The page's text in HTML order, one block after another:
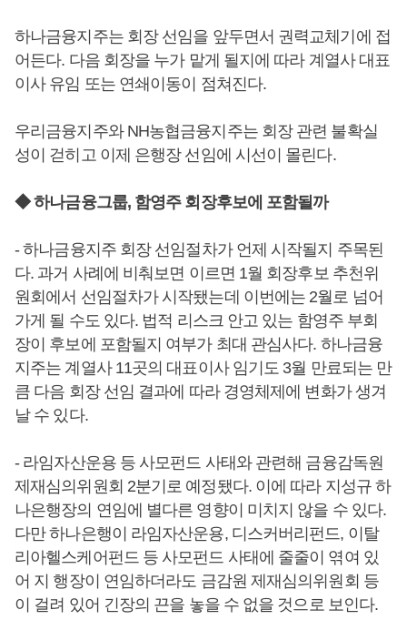
하나금융지주는 회장 선임을 앞두면서 권력교체기에 접
어든다. 다음 회장을 누가 맡게 될지에 따라 계열사 대표
이사 유임 또는 연쇄이동이 점쳐진다.
우리금융지주와 NH농협금융지주는 회장 관련 불확실
성이 걷히고 이제 은행장 선임에 시선이 몰린다.
◆ 하나금융그룹, 함영주 회장후보에 포함될까
- 하나금융지주 회장 선임절차가 언제 시작될지 주목된
다. 과거 사례에 비춰보면 이르면 1월 회장후보 추천위
원회에서 선임절차가 시작됐는데 이번에는 2월로 넘어
가게 될 수도 있다. 법적 리스크 안고 있는 함영주 부회
장이 후보에 포함될지 여부가 최대 관심사다. 하나금융
지주는 계열사 11곳의 대표이사 임기도 3월 만료되는 만
큼 다음 회장 선임 결과에 따라 경영체제에 변화가 생겨
날 수 있다.
- 라임자산운용 등 사모펀드 사태와 관련해 금융감독원
제재심의위원회 2분기로 예정됐다. 이에 따라 지성규 하
나은행장의 연임에 별다른 영향이 미치지 않을 수 있다.
다만 하나은행이 라임자산운용, 디스커버리펀드, 이탈
리아헬스케어펀드 등 사모펀드 사태에 줄줄이 엮여 있
어 지 행장이 연임하더라도 금감원 제재심의위원회 등
이 걸려 있어 긴장의 끈을 놓을 수 없을 것으로 보인다.